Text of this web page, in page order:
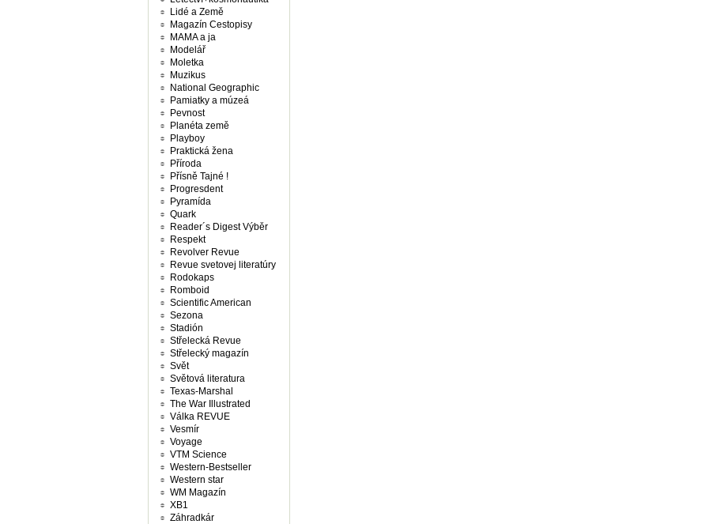
Lidé a Země
Magazín Cestopisy
MAMA a ja
Modelář
Moletka
Muzikus
National Geographic
Pamiatky a múzeá
Pevnost
Planéta země
Playboy
Praktická žena
Příroda
Přísně Tajné !
Progresdent
Pyramída
Quark
Reader´s Digest Výběr
Respekt
Revolver Revue
Revue svetovej literatúry
Rodokaps
Romboid
Scientific American
Sezona
Stadión
Střelecká Revue
Střelecký magazín
Svět
Světová literatura
Texas-Marshal
The War Illustrated
Válka REVUE
Vesmír
Voyage
VTM Science
Western-Bestseller
Western star
WM Magazín
XB1
Záhradkár